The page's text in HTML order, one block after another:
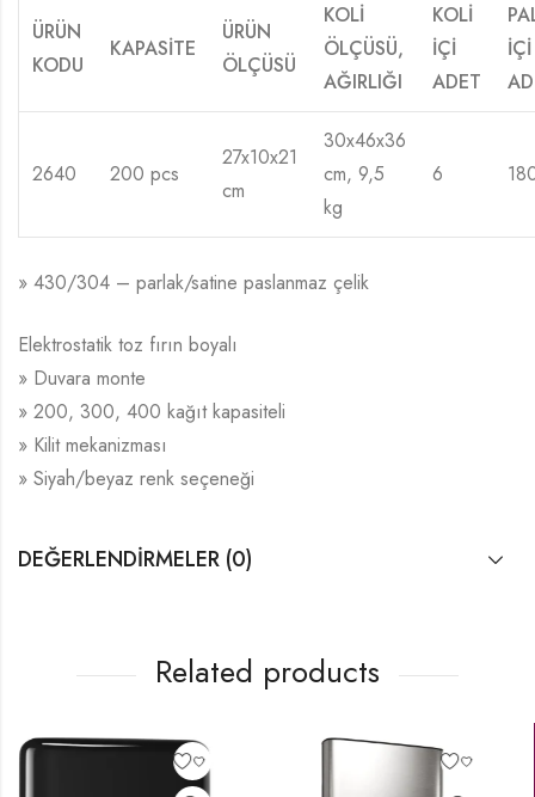
ÜRÜN
KODU
KAPASİTE
ÜRÜN
ÖLÇÜSÜ
KOLİ
ÖLÇÜSÜ,
AĞIRLIĞI
KOLİ
İÇİ
ADET
İÇİ
2640 200 pcs
27x10x21
cm
30x46x36
cm, 9,5
kg
6
» 430/304 – parlak/satine paslanmaz çelik
Elektrostatik toz fırın boyalı
» Duvara monte
» 200, 300, 400 kağıt kapasiteli
» Kilit mekanizması
» Siyah/beyaz renk seçeneği
DEĞERLENDIRMELER (0)
Related products